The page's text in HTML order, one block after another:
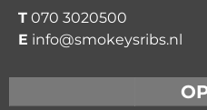
T 070 3020500
E info@smokeysribs.nl